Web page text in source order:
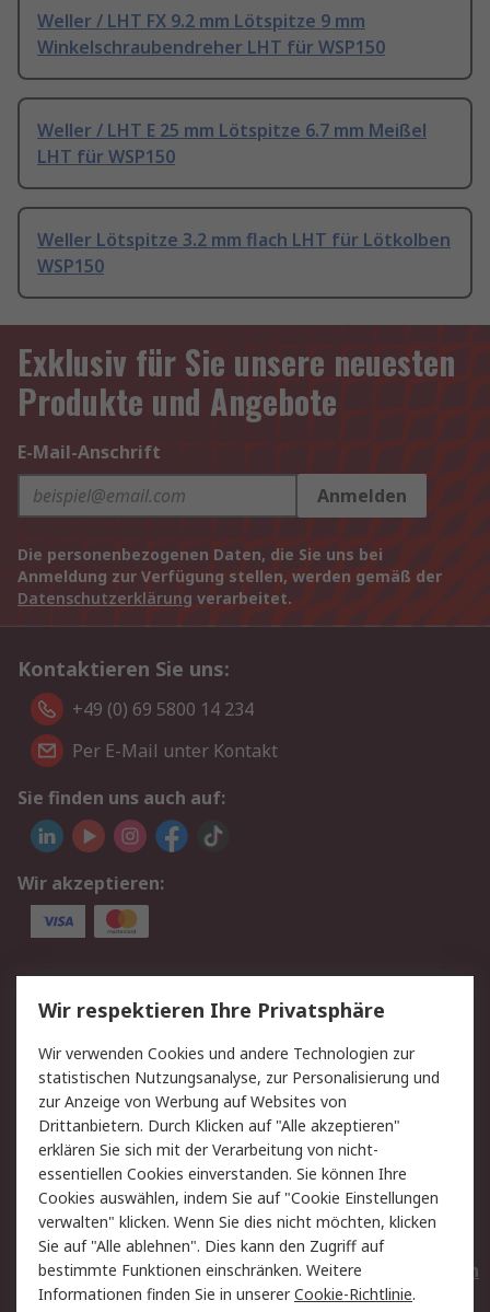
Weller / LHT FX 9.2 mm Lötspitze 9 mm
Winkelschraubendreher LHT für WSP150
Weller / LHT E 25 mm Lötspitze 6.7 mm Meißel
LHT für WSP150
Weller Lötspitze 3.2 mm flach LHT für Lötkolben
WSP150
Exklusiv für Sie unsere neuesten
Produkte und Angebote
E-Mail-Anschrift
Anmelden
Die personenbezogenen Daten, die Sie uns bei
Anmeldung zur Verfügung stellen, werden gemäß der
Datenschutzerklärung verarbeitet.
Kontaktieren Sie uns:
+49 (0) 69 5800 14 234
Per E-Mail unter Kontakt
Sie finden uns auch auf:
Wir akzeptieren:
Service
Value Added Services
Lieferlösungen
Rücksendungen
Kontakt
Hilfe
Privatkunden
Rechtliches
AGB
Datenschutz
Cookie-Richtlinie
Zahlungsbedingungen
Copyright/Impressum
Entsorgung
Elektrogeräte/Batterien
Wir respektieren Ihre Privatsphäre
Wir verwenden Cookies und andere Technologien zur
statistischen Nutzungsanalyse, zur Personalisierung und
zur Anzeige von Werbung auf Websites von
Drittanbietern. Durch Klicken auf "Alle akzeptieren"
erklären Sie sich mit der Verarbeitung von nicht-
essentiellen Cookies einverstanden. Sie können Ihre
Cookies auswählen, indem Sie auf "Cookie Einstellungen
verwalten" klicken. Wenn Sie dies nicht möchten, klicken
Sie auf "Alle ablehnen". Dies kann den Zugriff auf
bestimmte Funktionen einschränken. Weitere
Informationen finden Sie in unsererCookie-Richtlinie.